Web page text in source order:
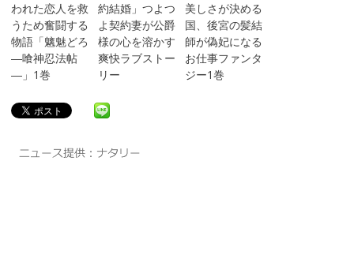
われた恋人を救
うため奮闘する
物語「魑魅どろ
―喰神忍法帖
―」1巻
約結婚」つよつ
よ契約妻が公爵
様の心を溶かす
爽快ラブストー
リー
美しさが決める
国、後宮の髪結
師が偽妃になる
お仕事ファンタ
ジー1巻